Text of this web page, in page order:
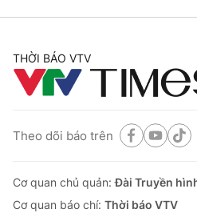
THỜI BÁO VTV
Theo dõi báo trên
Cơ quan chủ quản:Đài Truyền
Cơ quan báo chí: Thời báo VTV